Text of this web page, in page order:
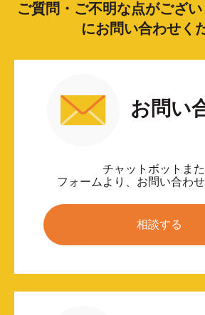
ご質問・ご不明な点がござ
にお問い合わせく
お問い
チャットボットま
フォームより、お問い合わせ
相談する